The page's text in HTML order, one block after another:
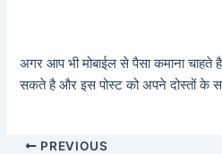
अगर आप भी मोबाईल से पैसा कमाना चाहते
सकते है और इस पोस्ट को अपने दोस्तों के
PREVIOUS